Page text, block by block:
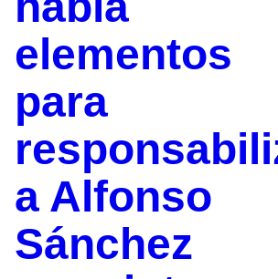
elementos
para
a Alfonso
Sánchez